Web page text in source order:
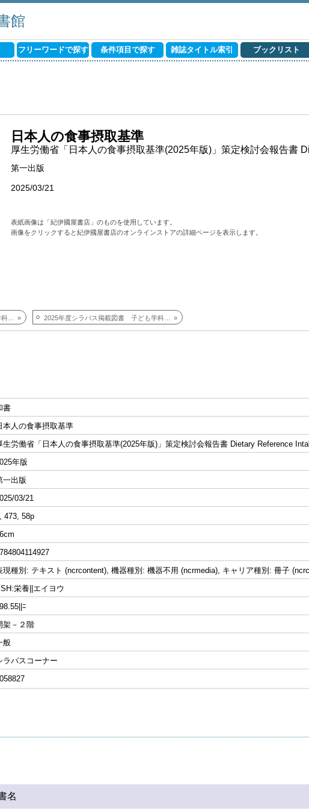
館
フリーワードで探す 条件項目で探す 雑誌タイトル索引 ブックリスト
日本人の食事摂取基準
厚生労働省「日本人の食事摂取基準(2025年版)」策定検討会報告書
第一出版
2025/03/21
表紙画像は「紀伊國屋書店」のものを使用しています。
画像をクリックすると紀伊國屋書店のオンラインストアの詳細ページを表示します。
目 2025年度シラバス掲載図書 子ども学科科目
書
本人の食事摂取基準
生労働省「日本人の食事摂取基準(2025年版)」策定検討会報告書 Dietary Reference
年版
一出版
03/21
473, 58p
現種別: テキスト (ncrcontent), 機器種別: 機器不用 (ncrmedia), キャリア種別: 冊子
栄養||エイヨウ
ﾆ
架－２階
般
ラバスコーナー
名